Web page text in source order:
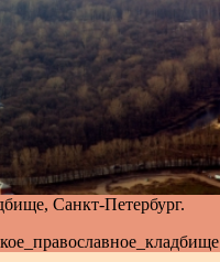
Санкт-Петербург.